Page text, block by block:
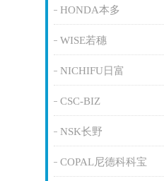
HONDA本多
WISE若穗
NICHIFU日富
CSC-BIZ
NSK长野
COPAL尼德科科宝